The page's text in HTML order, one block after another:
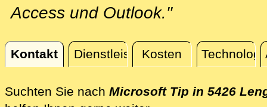
Access und Outlook."
Kontakt Dienstleistungen
Kosten
Kontakt
Suchten Sie nach Microsoft Tip in 5426